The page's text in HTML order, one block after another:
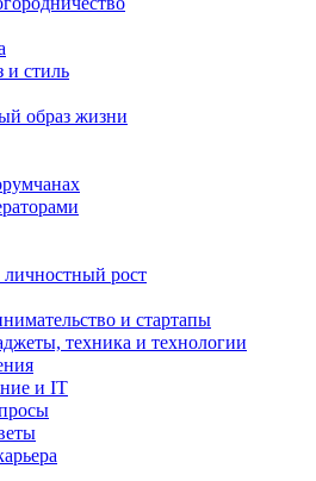
стиль
образ жизни
рост
и стартапы
техника и технологии
и IT